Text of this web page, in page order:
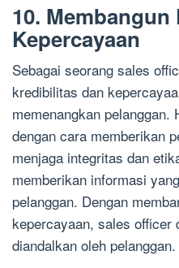
10.
Kepercayaan
Sebagai seorang sales
kredibilitas dan
memenangkan pelanggan.
dengan cara memberikan
menjaga integritas dan
memberikan informasi
pelanggan. Dengan
kepercayaan, sales officer
diandalkan oleh pelanggan.